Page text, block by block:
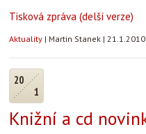
Tisková zpráva (delší verze)
Aktuality | Martin Stanek |
20
1
Knižní a cd